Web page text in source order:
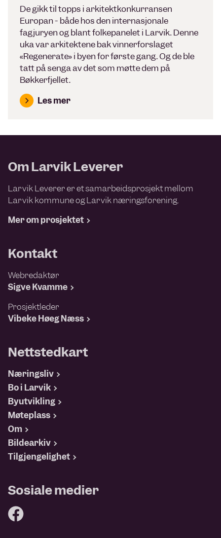
De gikk til topps i arkitektkonkurransen
Europan - både hos den internasjonale
fagjuryen og blant folkepanelet i Larvik. Denne
uka var arkitektene bak vinnerforslaget
«Regenerate» i byen for første gang. Og de ble
tatt på senga av det som møtte dem på
Bøkkerfjellet.
Les mer
Om Larvik Leverer
Larvik Leverer er et samarbeidsprosjekt mellom
Larvik kommune og Larvik næringsforening.
Mer om prosjektet
Kontakt
Webredaktør
Sigve Kvamme
Prosjektleder
Vibeke Høeg Næss
Nettstedkart
Næringsliv
Bo i Larvik
Byutvikling
Møteplass
Om
Bildearkiv
Tilgjengelighet
Sosiale medier
Følg oss på Facebook